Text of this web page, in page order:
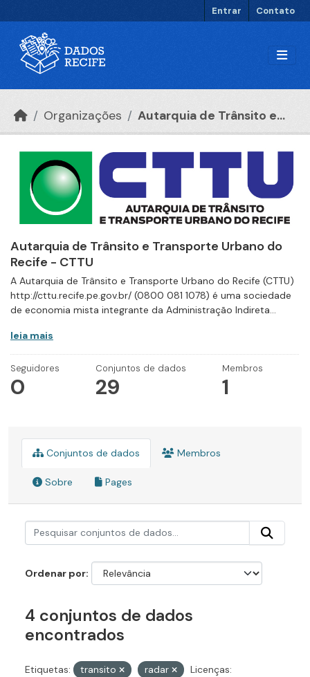
Entrar Contato
Organizações Autarquia de Trânsito e...
Autarquia de Trânsito e Transporte Urbano do
Recife - CTTU
A Autarquia de Trânsito e Transporte Urbano do Recife (CTTU)
http://cttu.recife.pe.gov.br/ (0800 081 1078) é uma sociedade
de economia mista integrante da Administração Indireta...
leia mais
Seguidores
0
Conjuntos de dados
29
Membros
1
Conjuntos de dados Membros
Sobre Pages
Ordenar por
4 conjuntos de dados
encontrados
Etiquetas: transito radar
Licenças: